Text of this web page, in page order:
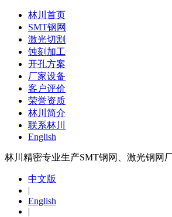
林川首页
SMT钢网
激光切割
蚀刻加工
开孔方案
厂家设备
客户评价
荣誉资质
林川简介
联系林川
English
林川精密专业生产SMT钢网、激光钢网
中文版
|
English
|